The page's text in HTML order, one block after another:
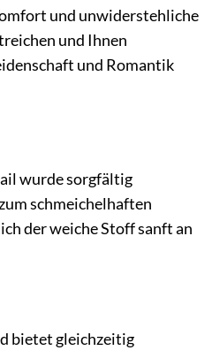
und unwiderstehliche
und Ihnen
und Romantik
wurde sorgfältig
schmeichelhaften
der weiche Stoff sanft an
bietet gleichzeitig